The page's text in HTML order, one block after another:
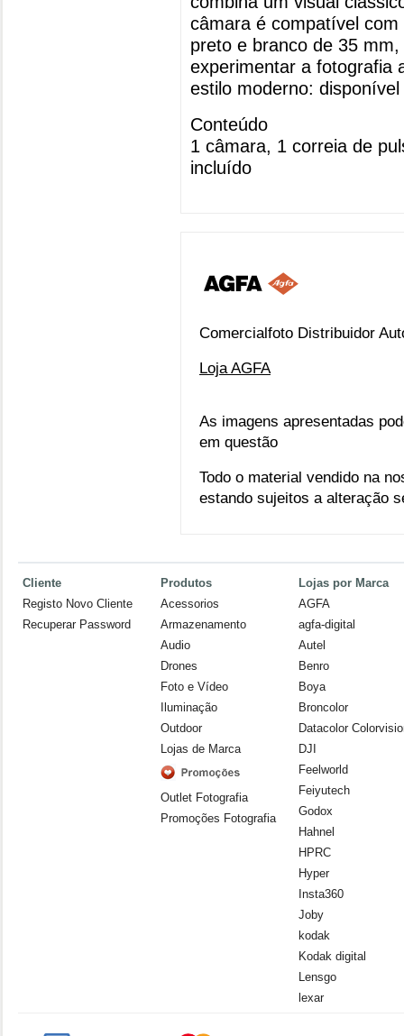
câmara é compatível
preto e branco de 35
experimentar a fotografia
estilo moderno:
Conteúdo
1 câmara, 1 correia de
incluído
Comercialfoto Distribuidor
Loja AGFA
As imagens apresentadas
em questão
Todo o material vendido na
estando sujeitos a alteração
Cliente
Registo Novo Cliente
Recuperar Password
Produtos
Acessorios
Armazenamento
Audio
Drones
Foto e Vídeo
Iluminação
Outdoor
Lojas de Marca
Outlet Fotografia
Promoções Fotografia
Lojas por Marca
AGFA
agfa-digital
Autel
Benro
Boya
Broncolor
Datacolor
DJI
Feelworld
Feiyutech
Godox
Hahnel
HPRC
Hyper
Insta360
Joby
kodak
Kodak digital
Lensgo
lexar